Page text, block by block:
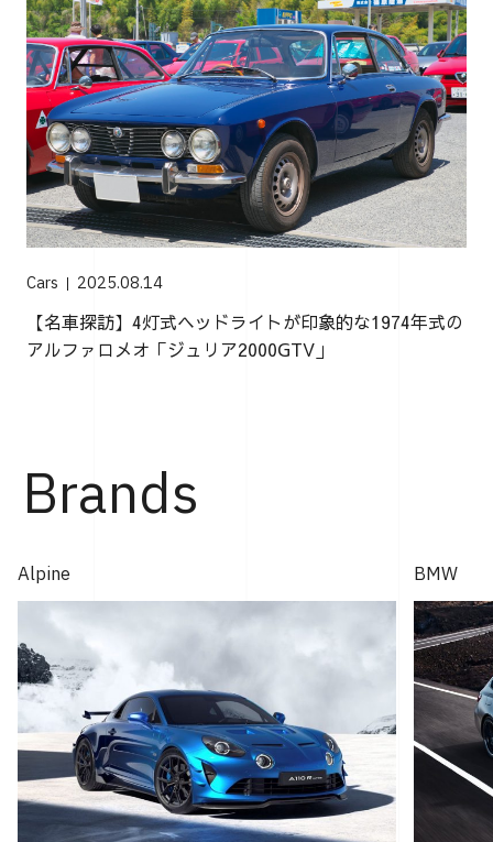
Cars 2025.08.14
【名車探訪】4灯式ヘッドライトが印象的な1974年式の
アルファロメオ「ジュリア2000GTV」
Brands
Alpine BMW